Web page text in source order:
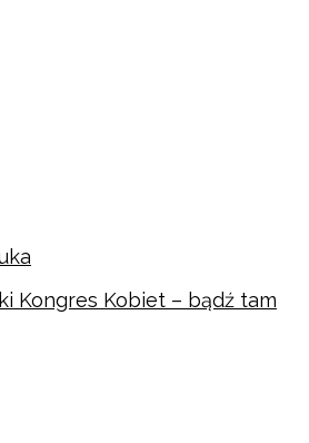
Kongres Kobiet – bądź tam